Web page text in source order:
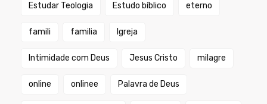
Estudar Teologia Estudo bíblico eterno
famili familia Igreja
Intimidade com Deus Jesus Cristo milagre
online onlinee Palavra de Deus